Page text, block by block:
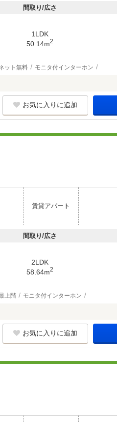
間取り/広さ
1LDK
50.14m2
ット無料 モニタ付インターホン
お気に入りに追加
賃貸アパート
間取り/広さ
2LDK
58.64m2
上階 モニタ付インターホン
お気に入りに追加